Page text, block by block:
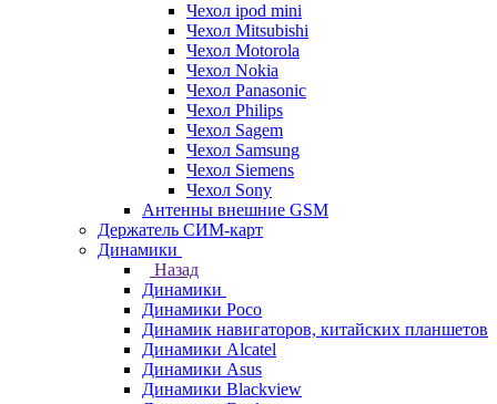
Чехол ipod mini
Чехол Mitsubishi
Чехол Motorola
Чехол Nokia
Чехол Panasonic
Чехол Philips
Чехол Sagem
Чехол Samsung
Чехол Siemens
Чехол Sony
Антенны внешние GSM
Держатель СИМ-карт
Динамики
Назад
Динамики
Динамики Poco
Динамик навигаторов, китайских планшетов
Динамики Alcatel
Динамики Asus
Динамики Blackview